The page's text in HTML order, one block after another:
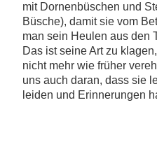
mit Dornenbüschen und
Büsche), damit sie vom
man sein Heulen aus den
Das ist seine Art zu
nicht mehr wie früher
uns auch daran, dass sie
leiden und Erinnerungen